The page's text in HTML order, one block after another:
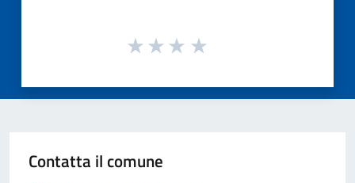
Contatta il comune